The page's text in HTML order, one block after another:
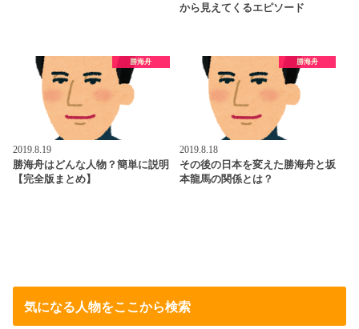
から見えてくるエピソード
勝海舟
2019.8.19
勝海舟はどんな人物？簡単に説明
【完全版まとめ】
勝海舟
2019.8.18
その後の日本を変えた勝海舟と坂
本龍馬の関係とは？
気になる人物をここから検索